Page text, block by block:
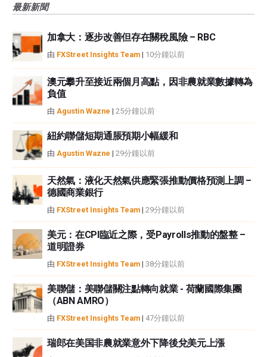
觀點，並不代表FXStreet或其廣告商的官方政策或立場。作者不對本頁連結的
如果文章正文中沒有明確提到，在撰寫本文時，作者在本文中提到的任何股票
中都沒有頭寸，也沒有與文中提到的任何公司有業務關係。除了FXStreet，作
FXStreet和作者不提供個性化的建議。作者對該資訊的準確性、完整性或適用
性不作任何陳述。FXStreet和作者將不承擔任何錯誤，遺漏或任何損失，傷害
或損害由此資訊及其顯示或使用引起的。錯誤和遺漏除外。本文作者和
FXStreet並非註冊投資顧問，本文內容無意提供任何投資建議。
最新新聞
加拿大：逐步改善但存在關稅風險 – RBC
由 FXStreet Insights Team | 10分鐘以前
澳元攀升至接近兩個月高點，因非農就業數據轉為
負值
由 Agustin Wazne | 25分鐘以前
紐約聯儲短期通脹預期小幅緩和
由 Agustin Wazne | 29分鐘以前
天然氣：液化天然氣供應緊張推動價格預測上調 –
德國商業銀行
由 FXStreet Insights Team | 29分鐘以前
美元：在CPI臨近之際，受Payrolls推動的盤整 –
道明證券
由 FXStreet Insights Team | 38分鐘以前
美聯儲：美聯儲關注點轉向就業 - 荷蘭國際集團
（ABN AMRO）
由 FXStreet Insights Team | 47分鐘以前
瑞郎在美国非農就業意外下降後兌美元上漲